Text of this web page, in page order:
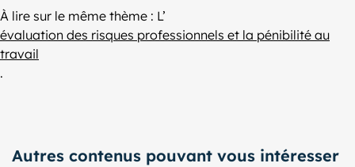
À lire sur le même thème : L’
évaluation des risques professionnels et la pénibilité au
travail
.
Autres contenus pouvant vous intéresser